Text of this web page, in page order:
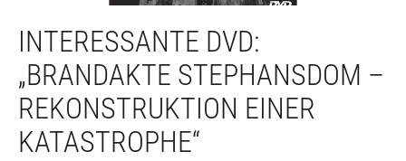
INTERESSANTE DVD:
„BRANDAKTE STEPHANSDOM –
REKONSTRUKTION EINER
KATASTROPHE“